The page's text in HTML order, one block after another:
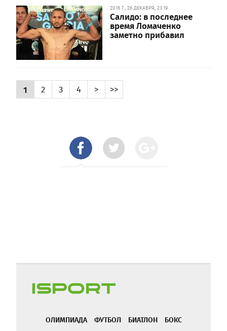
2016 Г., 26 ДЕКАБРЯ, 23:19
Салидо: в последнее
время Ломаченко
заметно прибавил
1 2 3 4 > >>
ОЛИМПИАДА ФУТБОЛ БИАТЛОН
БОКС